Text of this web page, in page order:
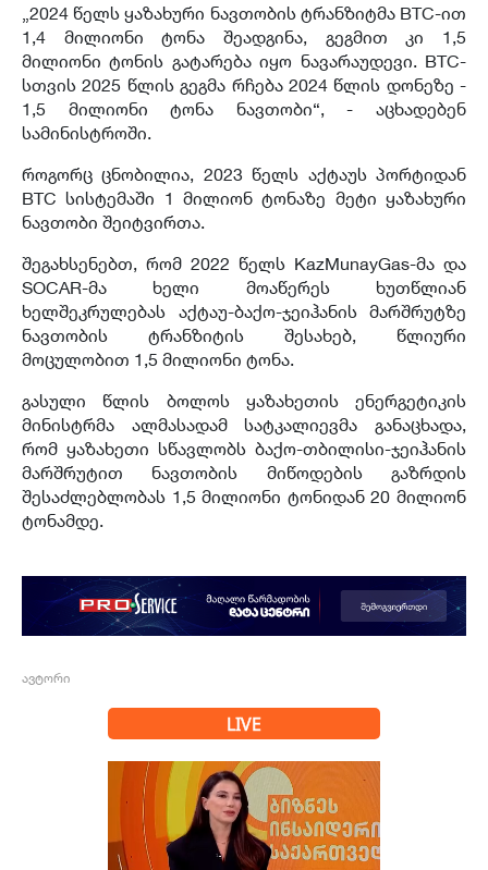
„2024 წელს ყაზახური ნავთობის ტრანზიტმა BTC-ით
1,4 მილიონი ტონა შეადგინა, გეგმით კი 1,5
მილიონი ტონის გატარება იყო ნავარაუდევი. BTC-
სთვის 2025 წლის გეგმა რჩება 2024 წლის დონეზე -
1,5 მილიონი ტონა ნავთობი“, - აცხადებენ
სამინისტროში.
როგორც ცნობილია, 2023 წელს აქტაუს პორტიდან
BTC სისტემაში 1 მილიონ ტონაზე მეტი ყაზახური
ნავთობი შეიტვირთა.
შეგახსენებთ, რომ 2022 წელს KazMunayGas-მა და
SOCAR-მა ხელი მოაწერეს ხუთწლიან
ხელშეკრულებას აქტაუ-ბაქო-ჯეიჰანის მარშრუტზე
ნავთობის ტრანზიტის შესახებ, წლიური
მოცულობით 1,5 მილიონი ტონა.
გასული წლის ბოლოს ყაზახეთის ენერგეტიკის
მინისტრმა ალმასადამ სატკალიევმა განაცხადა,
რომ ყაზახეთი სწავლობს ბაქო-თბილისი-ჯეიჰანის
მარშრუტით ნავთობის მიწოდების გაზრდის
შესაძლებლობას 1,5 მილიონი ტონიდან 20 მილიონ
ტონამდე.
ავტორი
LIVE